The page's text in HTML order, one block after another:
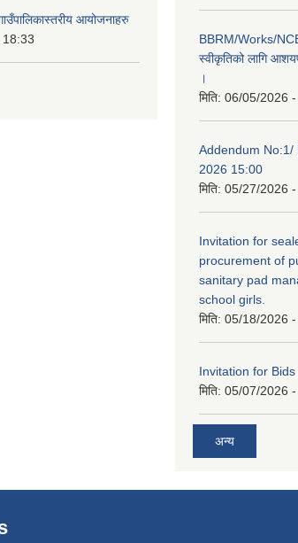
आयोजनाहरु
BBRM/Works/
स्वीकृतिको लागि
।
मिति: 06/05/2026
Addendum No:1/
2026 15:00
मिति: 05/27/2026
Invitation for
procurement of
sanitary pad
school girls.
मिति: 05/18/2026
Invitation for Bids
मिति: 05/07/2026
अन्य